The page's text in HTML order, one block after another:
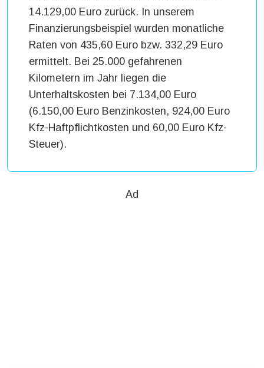
14.129,00 Euro zurück. In unserem
Finanzierungsbeispiel wurden monatliche
Raten von 435,60 Euro bzw. 332,29 Euro
ermittelt. Bei 25.000 gefahrenen
Kilometern im Jahr liegen die
Unterhaltskosten bei 7.134,00 Euro
(6.150,00 Euro Benzinkosten, 924,00 Euro
Kfz-Haftpflichtkosten und 60,00 Euro Kfz-
Steuer).
Ad